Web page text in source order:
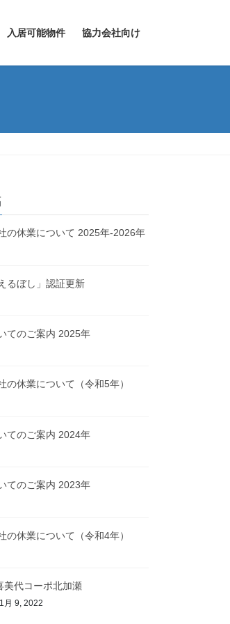
入居可能物件 協力会社向け
の休業について 2025年-2026年
るぼし」認証更新
てのご案内 2025年
の休業について（令和5年）
てのご案内 2024年
てのご案内 2023年
の休業について（令和4年）
美代コーポ北加瀬
月 9, 2022